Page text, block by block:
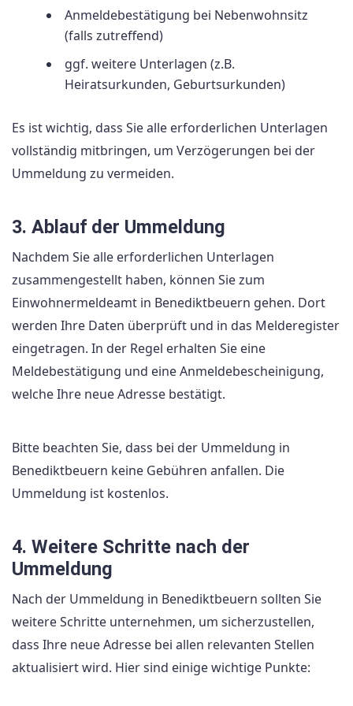
Anmeldebestätigung bei Nebenwohnsitz
(falls zutreffend)
ggf. weitere Unterlagen (z.B.
Heiratsurkunden, Geburtsurkunden)
Es ist wichtig, dass Sie alle erforderlichen Unterlagen
vollständig mitbringen, um Verzögerungen bei der
Ummeldung zu vermeiden.
3. Ablauf der Ummeldung
Nachdem Sie alle erforderlichen Unterlagen
zusammengestellt haben, können Sie zum
Einwohnermeldeamt in Benediktbeuern gehen. Dort
werden Ihre Daten überprüft und in das Melderegister
eingetragen. In der Regel erhalten Sie eine
Meldebestätigung und eine Anmeldebescheinigung,
welche Ihre neue Adresse bestätigt.
Bitte beachten Sie, dass bei der Ummeldung in
Benediktbeuern keine Gebühren anfallen. Die
Ummeldung ist kostenlos.
4. Weitere Schritte nach der
Ummeldung
Nach der Ummeldung in Benediktbeuern sollten Sie
weitere Schritte unternehmen, um sicherzustellen,
dass Ihre neue Adresse bei allen relevanten Stellen
aktualisiert wird. Hier sind einige wichtige Punkte: